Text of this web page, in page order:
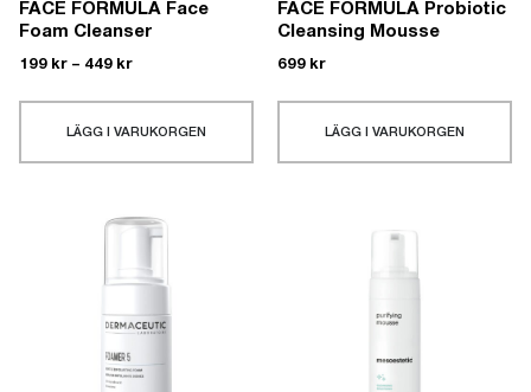
FACE FORMULA Face
Foam Cleanser
199 kr – 449 kr
LÄGG I VARUKORGEN
FACE FORMULA Probiotic
Cleansing Mousse
699 kr
LÄGG I VARUKORGEN